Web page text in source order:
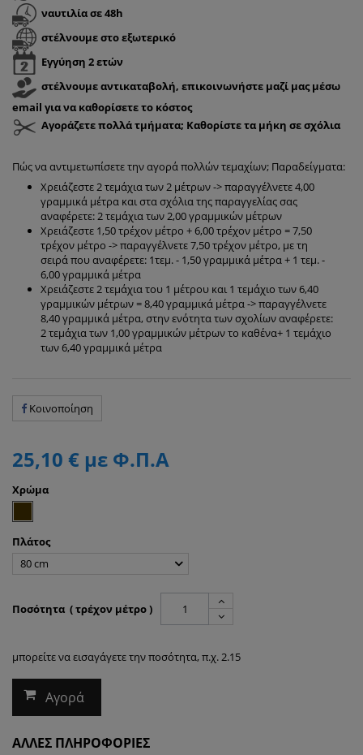
ναυτιλία σε 48h
στέλνουμε στο εξωτερικό
Εγγύηση 2 ετών
στέλνουμε αντικαταβολή, επικοινωνήστε μαζί μας μέσω
email για να καθορίσετε το κόστος
Αγοράζετε πολλά τμήματα; Καθορίστε τα μήκη σε σχόλια
Πώς να αντιμετωπίσετε την αγορά πολλών τεμαχίων; Παραδείγματα:
Χρειάζεστε 2 τεμάχια των 2 μέτρων -> παραγγέλνετε 4,00
γραμμικά μέτρα και στα σχόλια της παραγγελίας σας
αναφέρετε: 2 τεμάχια των 2,00 γραμμικών μέτρων
Χρειάζεστε 1,50 τρέχον μέτρο + 6,00 τρέχον μέτρο = 7,50
τρέχον μέτρο -> παραγγέλνετε 7,50 τρέχον μέτρο, με τη
σειρά που αναφέρετε: 1τεμ. - 1,50 γραμμικά μέτρα + 1 τεμ. -
6,00 γραμμικά μέτρα
Χρειάζεστε 2 τεμάχια του 1 μέτρου και 1 τεμάχιο των 6,40
γραμμικών μέτρων = 8,40 γραμμικά μέτρα -> παραγγέλνετε
8,40 γραμμικά μέτρα, στην ενότητα των σχολίων αναφέρετε:
2 τεμάχια των 1,00 γραμμικών μέτρων το καθένα+ 1 τεμάχιο
των 6,40 γραμμικά μέτρα
Κοινοποίηση
25,10 € με Φ.Π.Α
Χρώμα
Πλάτος
80 cm
Ποσότητα ( τρέχον μέτρο )
μπορείτε να εισαγάγετε την ποσότητα, π.χ. 2.15
Αγορά
ΆΛΛΕΣ ΠΛΗΡΟΦΟΡΊΕΣ